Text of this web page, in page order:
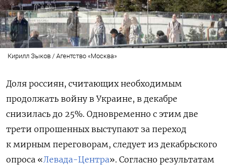
Кирилл Зыков / Агентство «Москва»
Доля россиян, считающих необходимым
продолжать войну в Украине, в декабре
снизилась до 25%. Одновременно с этим две
трети опрошенных выступают за переход
к мирным переговорам, следует из декабрьского
опроса «Левада-Центра». Согласно результатам